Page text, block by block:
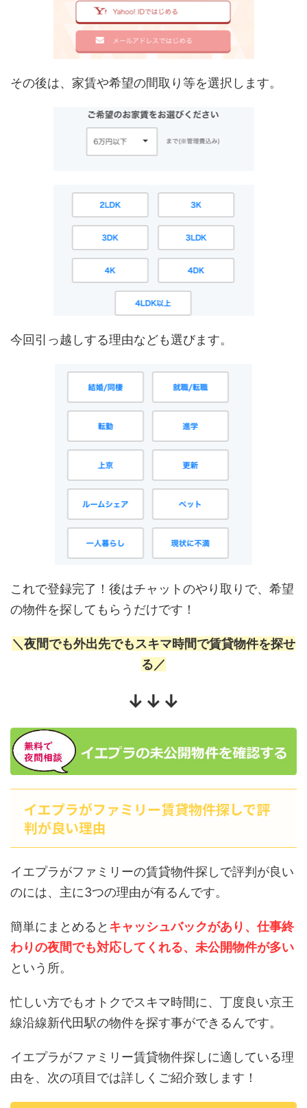
その後は、家賃や希望の間取り等を選択します。
今回引っ越しする理由なども選びます。
これで登録完了！後はチャットのやり取りで、希望
の物件を探してもらうだけです！
＼夜間でも外出先でもスキマ時間で賃貸物件を探せ
る／
↓↓↓
イエプラがファミリー賃貸物件探しで評
判が良い理由
イエプラがファミリーの賃貸物件探しで評判が良い
のには、主に3つの理由が有るんです。
簡単にまとめると キャッシュバックがあり、仕事終
わりの夜間でも対応してくれる、未公開物件が多い
という所。
忙しい方でもオトクでスキマ時間に、丁度良い京王
線沿線新代田駅の物件を探す事ができるんです。
イエプラがファミリー賃貸物件探しに適している理
由を、次の項目では詳しくご紹介致します！